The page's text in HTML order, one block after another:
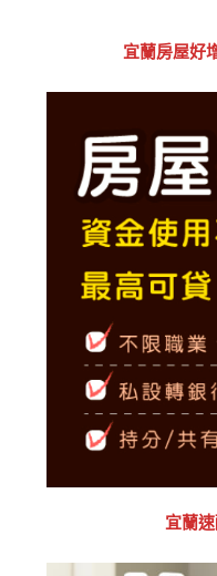
宜蘭房屋好
宜蘭